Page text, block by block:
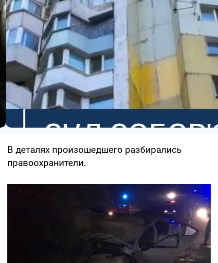
В деталях произошедшего разбирались
правоохранители.